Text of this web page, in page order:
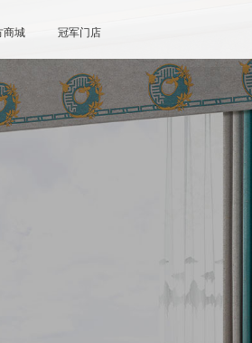
商城 冠军门店